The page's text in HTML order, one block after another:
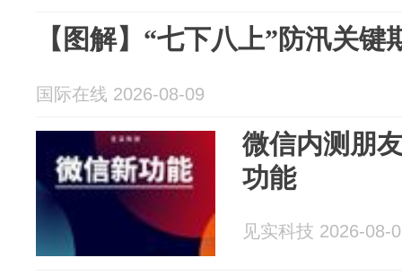
【图解】“七下八上”防汛关
国际在线 2026-08-09
微信内测朋
功能
见实科技 2026-08-